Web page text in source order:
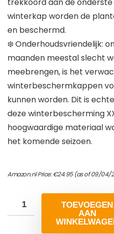
trekkoord aan de
winterkap worden de
en beschermd.
❄️ Onderhoudsvriendelijk:
maanden meestal slecht
meebrengen, is het
winterbeschermkappen
kunnen worden. Dit is
deze winterbescherming
hoogwaardige materiaal
het komende seizoen.
Amazon.nl Price:€24.95(as of 09/04/
TOEVOEGEN
AAN